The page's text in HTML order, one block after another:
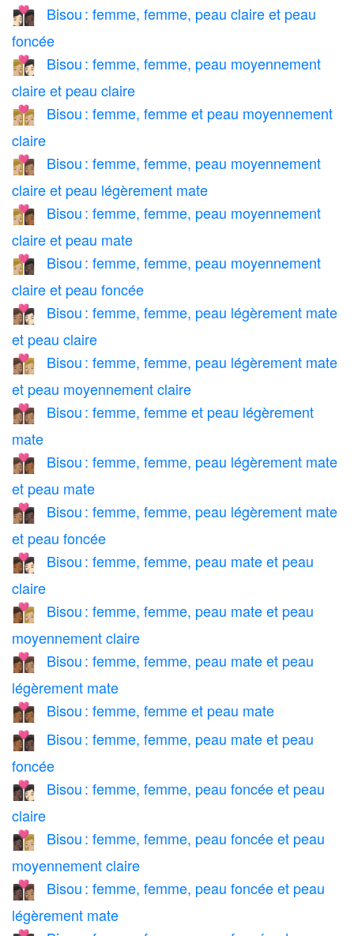
👩🏻‍❤️‍💋‍👩🏿
Bisou : femme, femme, peau claire et peau
foncée
👩🏼‍❤️‍💋‍👩🏻
Bisou : femme, femme, peau moyennement
claire et peau claire
👩🏼‍❤️‍💋‍👩🏼
Bisou : femme, femme et peau moyennement
claire
👩🏼‍❤️‍💋‍👩🏽
Bisou : femme, femme, peau moyennement
claire et peau légèrement mate
👩🏼‍❤️‍💋‍👩🏾
Bisou : femme, femme, peau moyennement
claire et peau mate
👩🏼‍❤️‍💋‍👩🏿
Bisou : femme, femme, peau moyennement
claire et peau foncée
👩🏽‍❤️‍💋‍👩🏻
Bisou : femme, femme, peau légèrement mate
et peau claire
👩🏽‍❤️‍💋‍👩🏼
Bisou : femme, femme, peau légèrement mate
et peau moyennement claire
👩🏽‍❤️‍💋‍👩🏽
Bisou : femme, femme et peau légèrement
mate
👩🏽‍❤️‍💋‍👩🏾
Bisou : femme, femme, peau légèrement mate
et peau mate
👩🏽‍❤️‍💋‍👩🏿
Bisou : femme, femme, peau légèrement mate
et peau foncée
👩🏾‍❤️‍💋‍👩🏻
Bisou : femme, femme, peau mate et peau
claire
👩🏾‍❤️‍💋‍👩🏼
Bisou : femme, femme, peau mate et peau
moyennement claire
👩🏾‍❤️‍💋‍👩🏽
Bisou : femme, femme, peau mate et peau
légèrement mate
👩🏾‍❤️‍💋‍👩🏾 Bisou : femme, femme et peau mate
👩🏾‍❤️‍💋‍👩🏿
Bisou : femme, femme, peau mate et peau
foncée
👩🏿‍❤️‍💋‍👩🏻
Bisou : femme, femme, peau foncée et peau
claire
👩🏿‍❤️‍💋‍👩🏼
Bisou : femme, femme, peau foncée et peau
moyennement claire
👩🏿‍❤️‍💋‍👩🏽
Bisou : femme, femme, peau foncée et peau
légèrement mate